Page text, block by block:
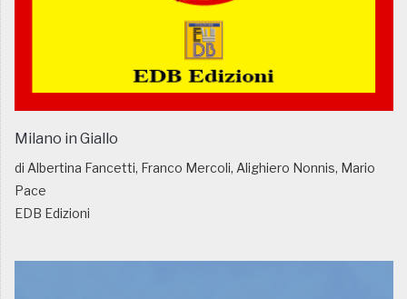
Milano in Giallo
di Albertina Fancetti, Franco Mercoli, Alighiero Nonnis, Mario
Pace
EDB Edizioni